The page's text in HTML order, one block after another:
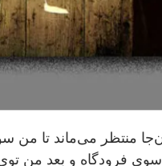
منتظر می‌ماند تا من
سوی فرودگاه و بعد من